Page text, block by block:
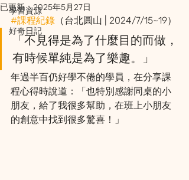
學習資源
好奇日記
已更新：2025年5月27日
#課程紀錄 （台北圓山 | 2024/7/15~19）
「不見得是為了什麼目的而做，
有時候單純是為了樂趣。」
年過半百仍好學不倦的學員，在分享課
程心得時說道：「也特別感謝同桌的小
朋友，給了我很多幫助，在班上小朋友
的創意中找到很多驚喜！」